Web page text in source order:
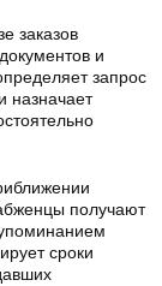
заказов
и
запрос
назначает
получают
сроки